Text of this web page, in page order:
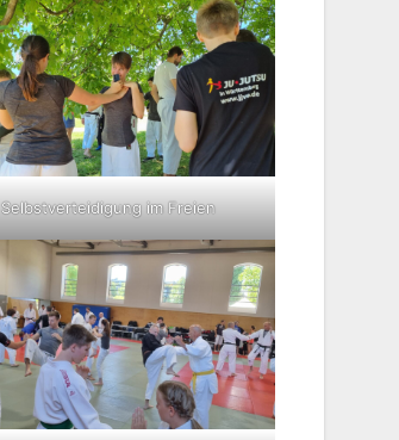
Selbstverteidigung im Freien